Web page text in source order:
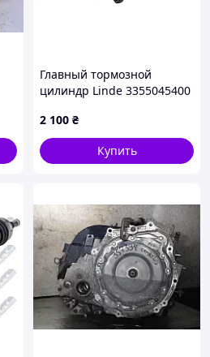
Главный тормозной
цилиндр Linde 3355045400
2 100 ₴
Купить